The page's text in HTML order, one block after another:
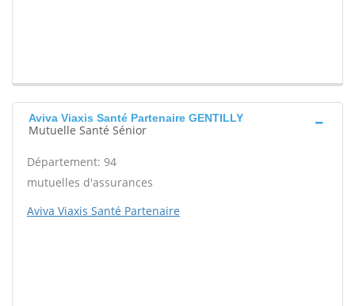
Aviva Viaxis Santé Partenaire GENTILLY
Mutuelle Santé Sénior
Département: 94
mutuelles d'assurances
Aviva Viaxis Santé Partenaire